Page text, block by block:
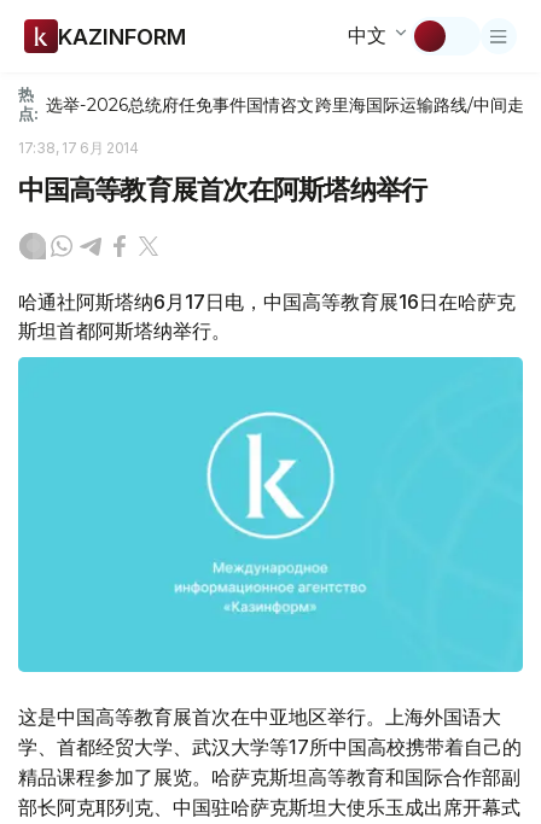
KAZINFORM 中文
热
点: 选举-2026总统府任免事件国情咨文跨里海国际运输路线/中间走廊
17:38, 17 6月 2014
中国高等教育展首次在阿斯塔纳举行
哈通社阿斯塔纳6月17日电，中国高等教育展16日在哈萨克
斯坦首都阿斯塔纳举行。
这是中国高等教育展首次在中亚地区举行。上海外国语大
学、首都经贸大学、武汉大学等17所中国高校携带着自己的
精品课程参加了展览。哈萨克斯坦高等教育和国际合作部副
部长阿克耶列克、中国驻哈萨克斯坦大使乐玉成出席开幕式